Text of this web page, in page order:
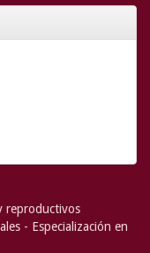
reproductivos
- Especialización en